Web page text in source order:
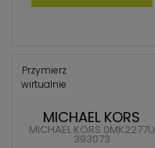
Przymierz
wirtualnie
MICHAEL KORS
MICHAEL KORS 0MK2277U
393073